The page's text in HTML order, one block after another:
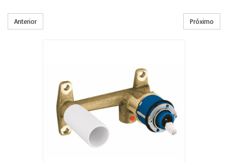
Anterior Próximo